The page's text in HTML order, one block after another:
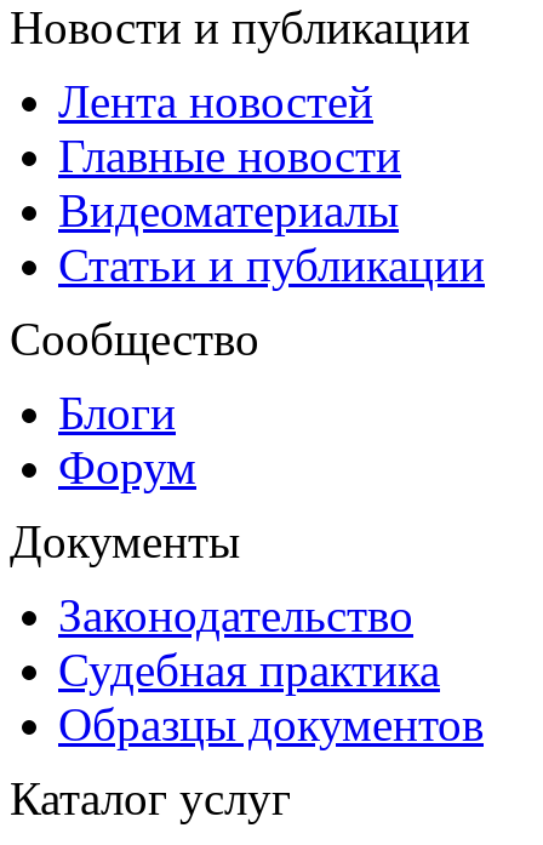
Новости и публикации
Лента новостей
Главные новости
Видеоматериалы
Статьи и публикации
Сообщество
Блоги
Форум
Документы
Законодательство
Судебная практика
Образцы документов
Каталог услуг